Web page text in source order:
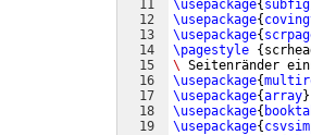
11
12
13
14
15
16
17
18
19
\usepackage{ subfig
\usepackage{
\usepackage{
\pagestyle {
\ Seitenränder
\usepackage{
\usepackage{array}
\usepackage{
\usepackage{